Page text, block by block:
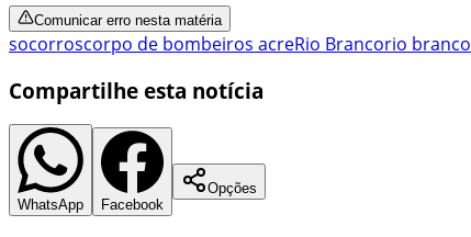
Comunicar erro nesta matéria
socorroscorpo de bombeiros acreRio Brancorio branco
Compartilhe esta notícia
WhatsApp Facebook
Opções